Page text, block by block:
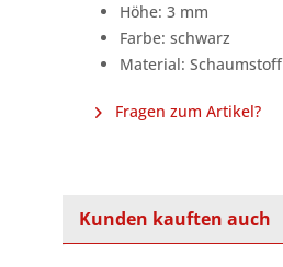
Höhe: 3 mm
Farbe: schwarz
Material: Schaumstoff
Fragen zum Artikel?
Kunden kauften auch